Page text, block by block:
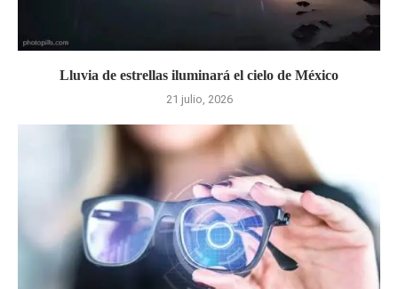
Lluvia de estrellas iluminará el cielo de México
21 julio, 2026